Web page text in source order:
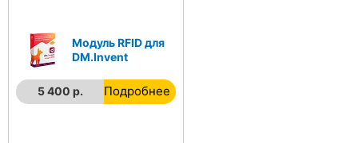
Модуль RFID для
DM.Invent
5 400 р. Подробнее